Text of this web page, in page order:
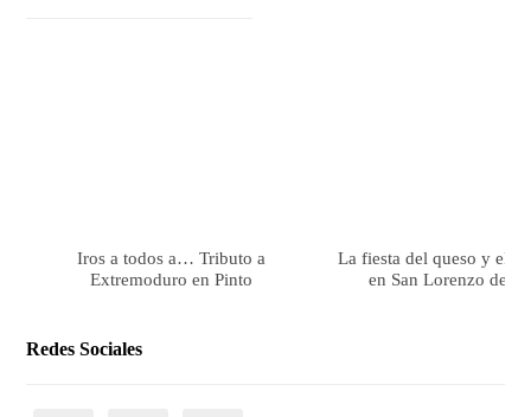
Iros a todos a… Tributo a
Extremoduro en Pinto
La fiesta del queso y el
en San Lorenzo de
Redes Sociales